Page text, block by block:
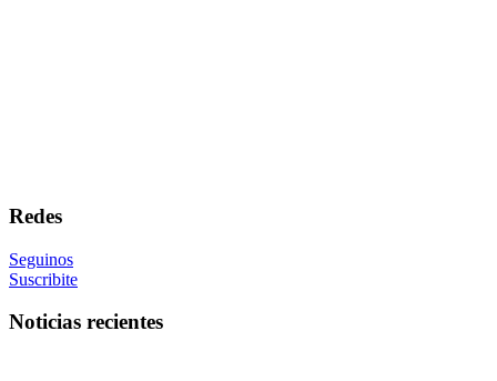
Redes
Seguinos
Suscribite
Noticias recientes